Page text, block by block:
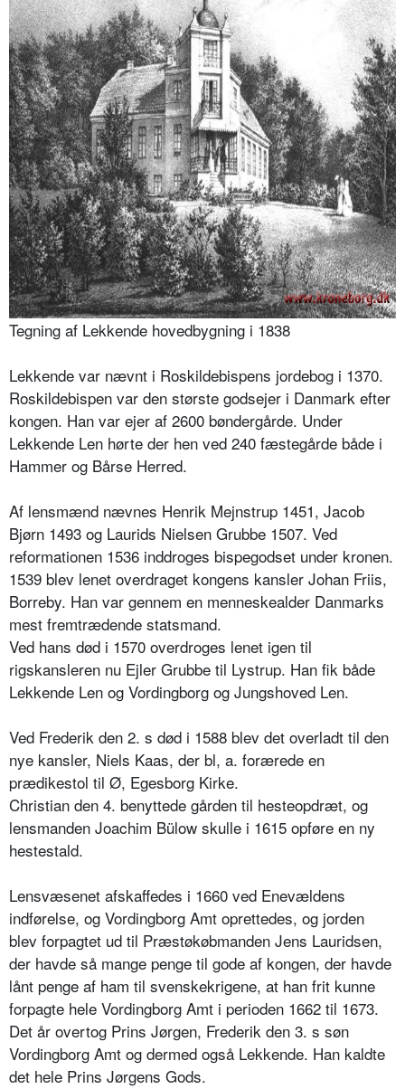
Tegning af Lekkende hovedbygning i 1838
Lekkende var nævnt i Roskildebispens jordebog i 1370.
Roskildebispen var den største godsejer i Danmark efter
kongen. Han var ejer af 2600 bøndergårde. Under
Lekkende Len hørte der hen ved 240 fæstegårde både i
Hammer og Bårse Herred.
Af lensmænd nævnes Henrik Mejnstrup 1451, Jacob
Bjørn 1493 og Laurids Nielsen Grubbe 1507. Ved
reformationen 1536 inddroges bispegodset under kronen.
1539 blev lenet overdraget kongens kansler Johan Friis,
Borreby. Han var gennem en menneskealder Danmarks
mest fremtrædende statsmand.
Ved hans død i 1570 overdroges lenet igen til
rigskansleren nu Ejler Grubbe til Lystrup. Han fik både
Lekkende Len og Vordingborg og Jungshoved Len.
Ved Frederik den 2. s død i 1588 blev det overladt til den
nye kansler, Niels Kaas, der bl, a. forærede en
prædikestol til Ø, Egesborg Kirke.
Christian den 4. benyttede gården til hesteopdræt, og
lensmanden Joachim Bülow skulle i 1615 opføre en ny
hestestald.
Lensvæsenet afskaffedes i 1660 ved Enevældens
indførelse, og Vordingborg Amt oprettedes, og jorden
blev forpagtet ud til Præstøkøbmanden Jens Lauridsen,
der havde så mange penge til gode af kongen, der havde
lånt penge af ham til svenskekrigene, at han frit kunne
forpagte hele Vordingborg Amt i perioden 1662 til 1673.
Det år overtog Prins Jørgen, Frederik den 3. s søn
Vordingborg Amt og dermed også Lekkende. Han kaldte
det hele Prins Jørgens Gods.